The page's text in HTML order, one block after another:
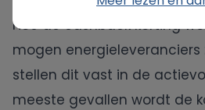
Hoe de cashback korting
mogen energieleveranciers
stellen dit vast in de
meeste gevallen wordt de